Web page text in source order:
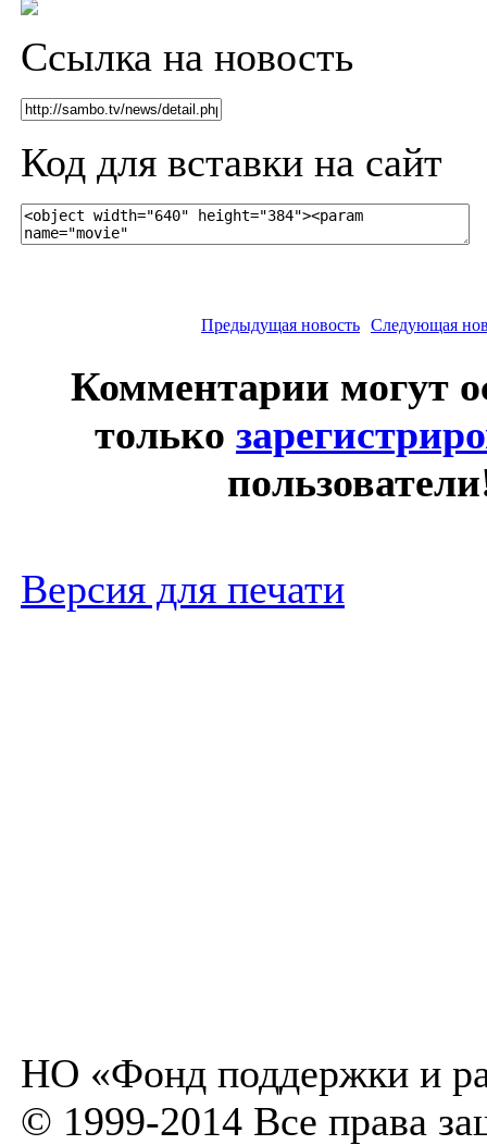
Ссылка на новость
Код для вставки на сайт
Предыдущая новость Следующая
Комментарии могут
только
Версия для печати
НО «Фонд поддержки и
© 1999-2014 Все права